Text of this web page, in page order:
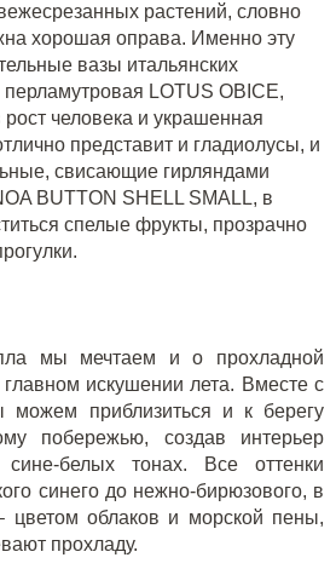
растений, словно
хорошая оправа. Именно эту
вазы итальянских
перламутровая LOTUS OBICE,
человека и украшенная
представит и гладиолусы, и
свисающие гирляндами
BUTTON SHELL SMALL, в
спелые фрукты, прозрачно
мы мечтаем и о прохладной
искушении лета. Вместе с
приблизиться и к берегу
побережью, создав интерьер
белых тонах. Все оттенки
синего до нежно-бирюзового, в
цветом облаков и морской пены,
прохладу.